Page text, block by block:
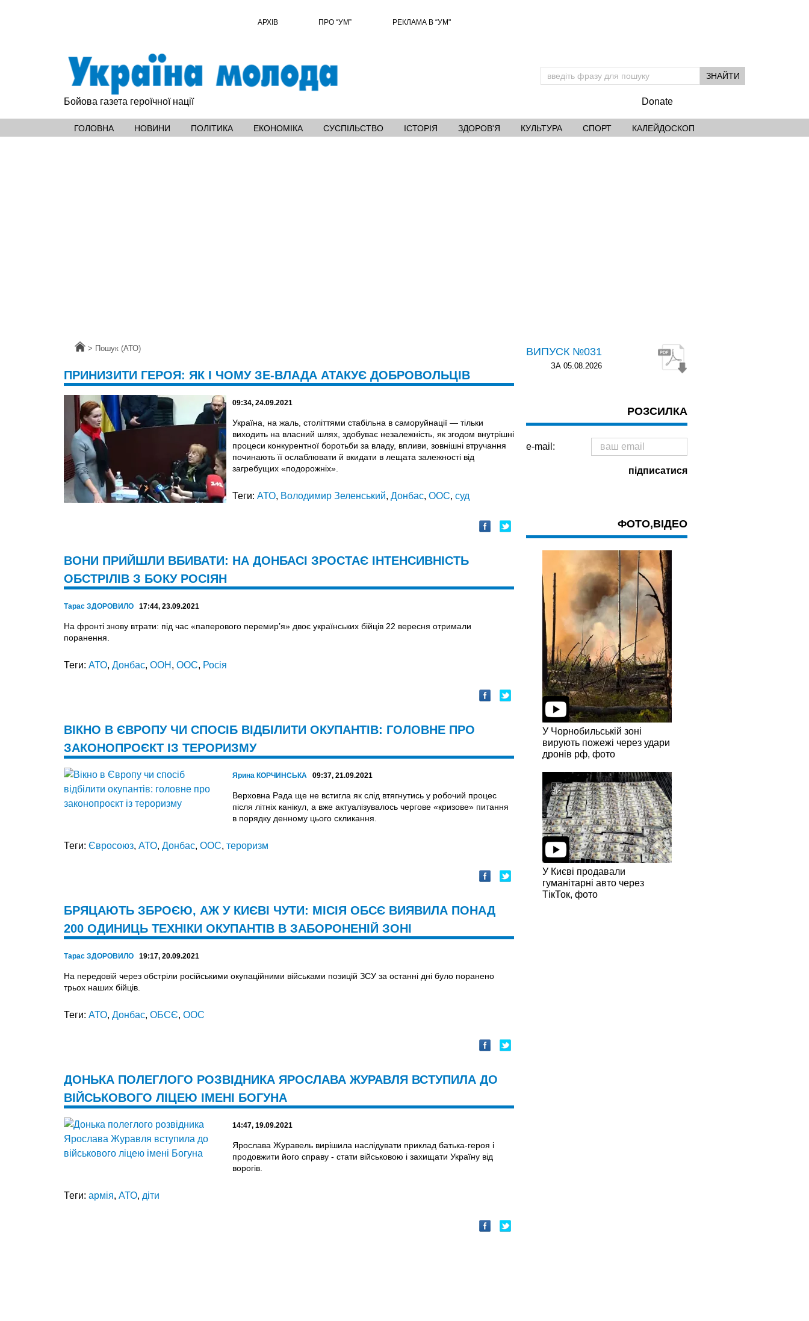
АРХІВ ПРО “УМ” РЕКЛАМА В “УМ"
Бойова газета героїчної нації Donate
ГОЛОВНА НОВИНИ ПОЛІТИКА ЕКОНОМІКА СУСПІЛЬСТВО ІСТОРІЯ ЗДОРОВ'Я КУЛЬТУРА СПОРТ КАЛЕЙДОСКОП
Головна
> Пошук (АТО)
ПРИНИЗИТИ ГЕРОЯ: ЯК І ЧОМУ ЗЕ-ВЛАДА АТАКУЄ ДОБРОВОЛЬЦІВ
09:34, 24.09.2021
Україна, на жаль, століттями стабільна в саморуйнації — тільки
виходить на власний шлях, здобуває незалежність, як згодом внутрішні
процеси конкурентної боротьби за владу, впливи, зовнішні втручання
починають її ослаблювати й вкидати в лещата залежності від
загребущих «подорожніх».
Теги: АТО, Володимир Зеленський, Донбас, ООС, суд
ВОНИ ПРИЙШЛИ ВБИВАТИ: НА ДОНБАСІ ЗРОСТАЄ ІНТЕНСИВНІСТЬ
ОБСТРІЛІВ З БОКУ РОСІЯН
Тарас ЗДОРОВИЛО 17:44, 23.09.2021
На фронті знову втрати: під час «паперового перемир’я» двоє українських бійців 22 вересня отримали
поранення.
Теги: АТО, Донбас, ООН , ООС, Росія
ВІКНО В ЄВРОПУ ЧИ СПОСІБ ВІДБІЛИТИ ОКУПАНТІВ: ГОЛОВНЕ ПРО
ЗАКОНОПРОЄКТ IЗ ТЕРОРИЗМУ
Ярина КОРЧИНСЬКА 09:37, 21.09.2021
Верховна Рада ще не встигла як слід втягнутись у робочий процес
після літніх канікул, а вже актуалізувалось чергове «кризове» питання
в порядку денному цього скликання.
Теги: Євросоюз, АТО, Донбас, ООС, тероризм
БРЯЦАЮТЬ ЗБРОЄЮ, АЖ У КИЄВІ ЧУТИ: МІСІЯ ОБСЄ ВИЯВИЛА ПОНАД
200 ОДИНИЦЬ ТЕХНІКИ ОКУПАНТІВ В ЗАБОРОНЕНІЙ ЗОНІ
Тарас ЗДОРОВИЛО 19:17, 20.09.2021
На передовій через обстріли російськими окупаційними військами позицій ЗСУ за останні дні було поранено
трьох наших бійців.
Теги: АТО, Донбас, ОБСЄ, ООС
ДОНЬКА ПОЛЕГЛОГО РОЗВІДНИКА ЯРОСЛАВА ЖУРАВЛЯ ВСТУПИЛА ДО
ВІЙСЬКОВОГО ЛІЦЕЮ ІМЕНІ БОГУНА
14:47, 19.09.2021
Ярослава Журавель вирішила наслідувати приклад батька-героя і
продовжити його справу - стати військовою і захищати Україну від
ворогів.
Теги: армія, АТО, діти
ВИПУСК №031
ЗА 05.08.2026
РОЗСИЛКА
e-mail:
ФОТО,ВІДЕО
У Чорнобильській зоні
вирують пожежі через удари
дронів рф, фото
У Києві продавали
гуманітарні авто через
ТікТок, фото